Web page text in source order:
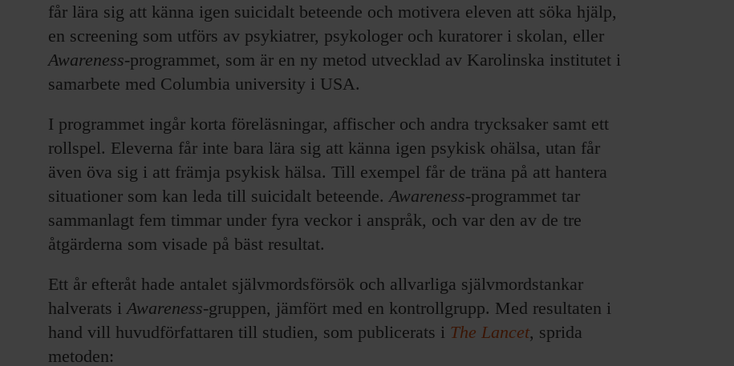
får lära sig att känna igen suicidalt beteende och motivera eleven att söka hjälp,
en screening som utförs av psykiatrer, psykologer och kuratorer i skolan, eller
Awareness-programmet, som är en ny metod utvecklad av Karolinska institutet i
samarbete med Columbia university i USA.
I programmet ingår korta föreläsningar, affischer och andra trycksaker samt ett
rollspel. Eleverna får inte bara lära sig att känna igen psykisk ohälsa, utan får
även öva sig i att främja psykisk hälsa. Till exempel får de träna på att hantera
situationer som kan leda till suicidalt beteende. Awareness-programmet tar
sammanlagt fem timmar under fyra veckor i anspråk, och var den av de tre
åtgärderna som visade på bäst resultat.
Ett år efteråt hade antalet självmordsförsök och allvarliga självmordstankar
halverats i Awareness-gruppen, jämfört med en kontrollgrupp. Med resultaten i
hand vill huvudförfattaren till studien, som publicerats i The Lancet, sprida
metoden: